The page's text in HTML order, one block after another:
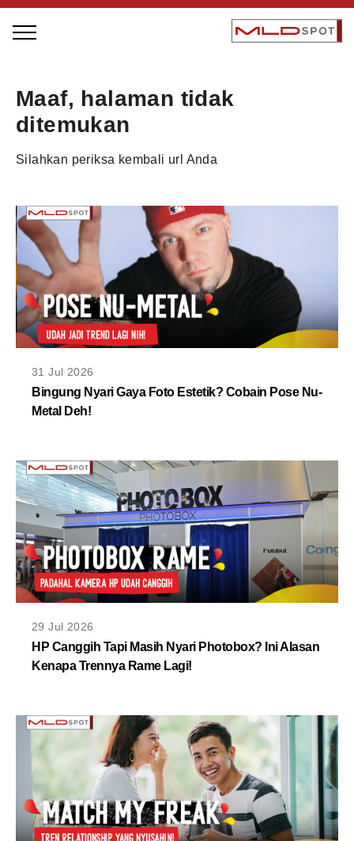
LOCAL GREATNESS
INSPIRING PRODUCTS
INSPIRING COMMUNITIES
TRENDING
EVENTS
MLDPODCAST
VIDEOS
MLDPOINTS
Maaf, halaman tidak
ditemukan
Silahkan periksa kembali url Anda
31 Jul 2026
Bingung Nyari Gaya Foto Estetik? Cobain Pose Nu-
Metal Deh!
29 Jul 2026
HP Canggih Tapi Masih Nyari Photobox? Ini Alasan
Kenapa Trennya Rame Lagi!